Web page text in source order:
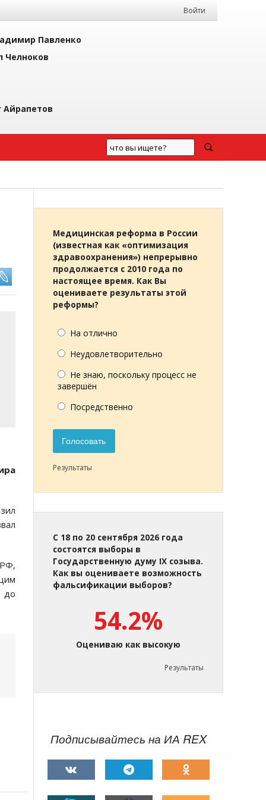
Войти
Павленко
Челноков
Айрапетов
до
Медицинская реформа в России
(известная как «оптимизация
здравоохранения») непрерывно
продолжается с 2010 года по
настоящее время. Как Вы
оцениваете результаты этой
реформы?
На отлично
Неудовлетворительно
Не знаю, поскольку процесс не
завершён
Посредственно
Голосовать
Результаты
С 18 по 20 сентября 2026 года
состоятся выборы в
Государственную думу IX созыва.
Как вы оцениваете возможность
фальсификации выборов?
54.2%
Оцениваю как высокую
Результаты
Подписывайтесь на ИА REX